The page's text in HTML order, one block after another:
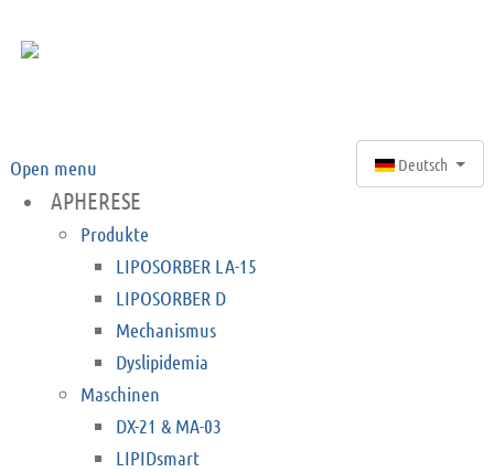
Deutsch
Open menu
APHERESE
Produkte
LIPOSORBER LA-15
LIPOSORBER D
Mechanismus
Dyslipidemia
Maschinen
DX-21 & MA-03
LIPIDsmart